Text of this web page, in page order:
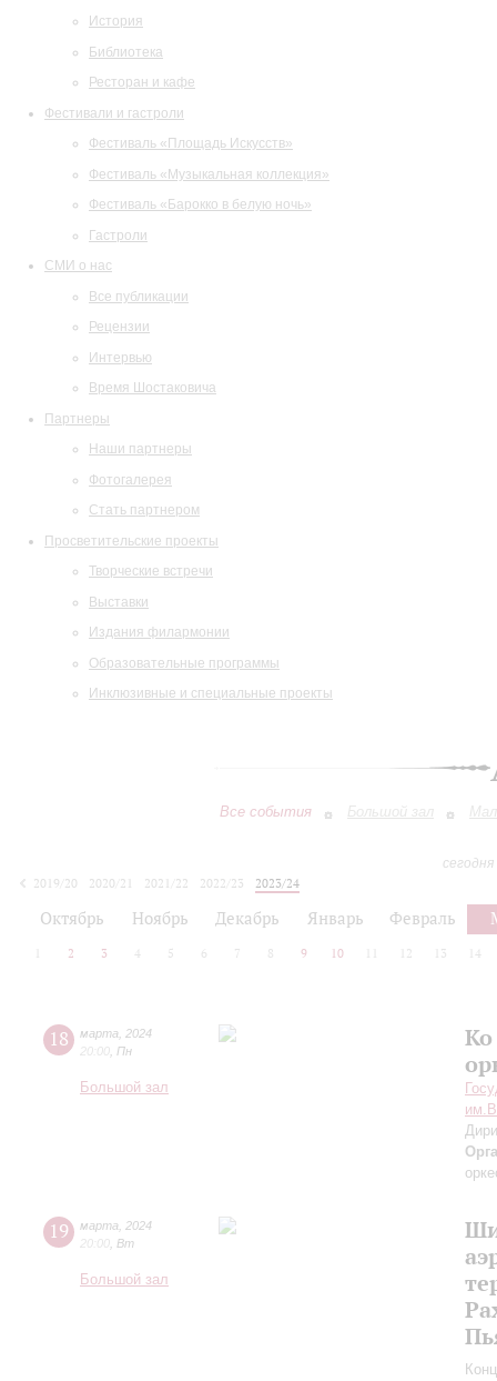
История
Библиотека
Ресторан и кафе
Фестивали и гастроли
Фестиваль «Площадь Искусств»
Фестиваль «Музыкальная коллекция»
Фестиваль «Барокко в белую ночь»
Гастроли
СМИ о нас
Все публикации
Рецензии
Интервью
Время Шостаковича
Партнеры
Наши партнеры
Фотогалерея
Стать партнером
Просветительские проекты
Творческие встречи
Выставки
Издания филармонии
Образовательные программы
Инклюзивные и специальные проекты
Все события Большой зал
2019/20
2020/21 2021/22 2022/23
2023/24
Октябрь Ноябрь Декабрь Январь Февраль
2 3 4 5 6 7 8 9 10 12 13 14
18 марта
2024
20:00 Пн
Большой зал
Ко
19 марта
2024
20:00 Вт
Большой зал